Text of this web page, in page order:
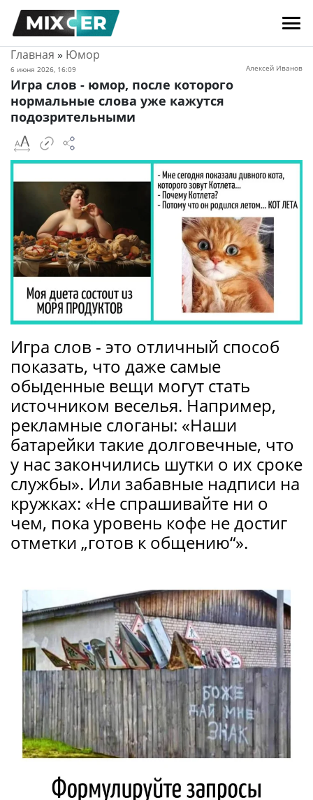
Главная » Юмор
6 июня 2026, 16:09 Алексей Иванов
Игра слов - юмор, после которого
нормальные слова уже кажутся
подозрительными
Игра слов - это отличный способ
показать, что даже самые
обыденные вещи могут стать
источником веселья. Например,
рекламные слоганы: «Наши
батарейки такие долговечные, что
у нас закончились шутки о их сроке
службы». Или забавные надписи на
кружках: «Не спрашивайте ни о
чем, пока уровень кофе не достиг
отметки „готов к общению“».